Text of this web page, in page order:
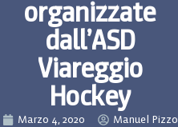
organizzate
dall’ASD
Viareggio
Hockey
Marzo 4, 2020 Manuel Pizzo